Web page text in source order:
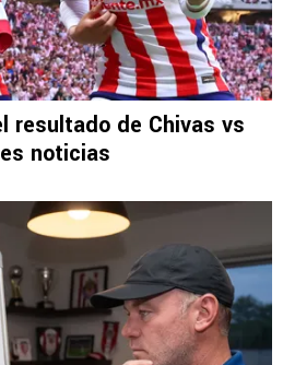
resultado de Chivas vs
noticias